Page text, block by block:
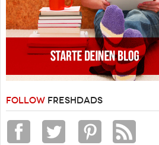
FOLLOW FRESHDADS